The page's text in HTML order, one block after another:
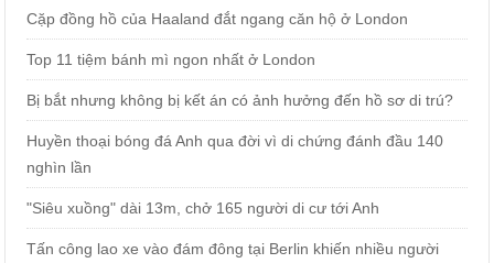
Cặp đồng hồ của Haaland đắt ngang căn hộ ở London
Top 11 tiệm bánh mì ngon nhất ở London
Bị bắt nhưng không bị kết án có ảnh hưởng đến hồ sơ di trú?
Huyền thoại bóng đá Anh qua đời vì di chứng đánh đầu 140
nghìn lần
"Siêu xuồng" dài 13m, chở 165 người di cư tới Anh
Tấn công lao xe vào đám đông tại Berlin khiến nhiều người